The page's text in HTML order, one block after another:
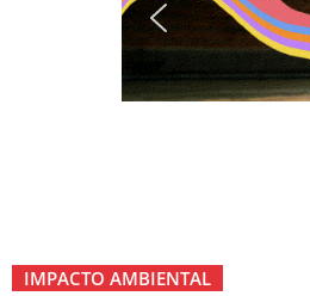
IMPACTO AMBIENTAL